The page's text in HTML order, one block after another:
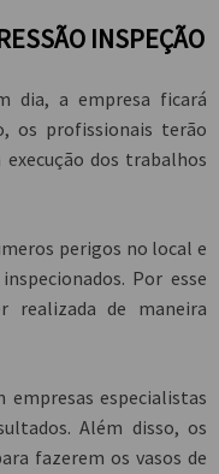
INSPEÇÃO
dia, a empresa ficará
os profissionais terão
execução dos trabalhos
perigos no local e
Por esse
realizada de maneira
especialistas
Além disso, os
fazerem os vasos de